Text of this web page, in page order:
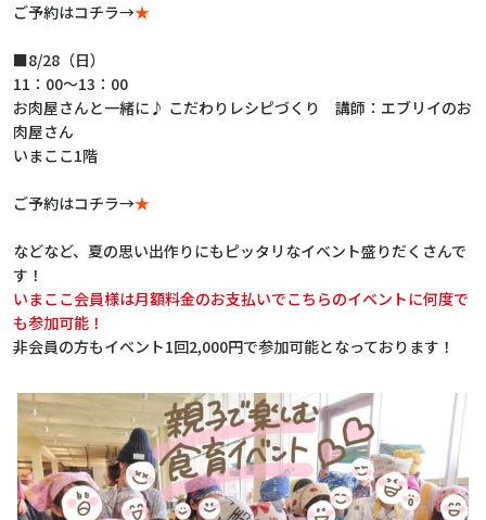
ご予約はコチラ→★
■8/28（日）
11：00～13：00
お肉屋さんと一緒に♪ こだわりレシピづくり 講師：エブリイのお
肉屋さん
いまここ1階
ご予約はコチラ→★
などなど、夏の思い出作りにもピッタリなイベント盛りだくさんで
す！
いまここ会員様は月額料金のお支払いでこちらのイベントに何度で
も参加可能！
非会員の方もイベント1回2,000円で参加可能となっております！